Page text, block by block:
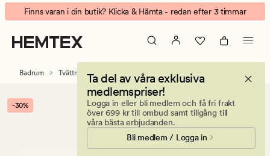
Dagny
låda
ljusgrön
Animerad
banner.
Klicka
på
att
pausa.
Finns varan i din butik? Klicka & Hämta - redan efter 3 timmar
Ta del av våra exklusiva
medlemspriser!
Logga in eller bli medlem och få fri frakt
över 699 kr till ombud samt tillgång till
våra bästa erbjudanden.
Bli medlem / Logga in
Badrum Tvättmedel
-30%